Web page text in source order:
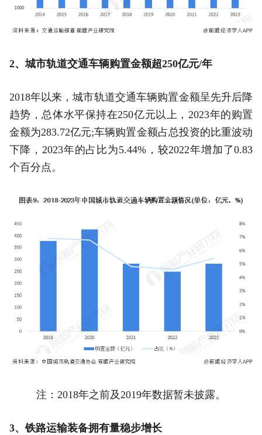
2、城市轨道交通车辆购置金额超250亿元/年
2018年以来，城市轨道交通车辆购置金额呈先升后降
趋势，总体水平保持在250亿元以上，2023年的购置
金额为283.72亿元;车辆购置金额占总投资的比重波动
下降，2023年的占比为5.44%，较2022年增加了0.83
个百分点。
注：2018年之前及2019年数据暂未披露。
3、铁路运输装备拥有量稳步增长